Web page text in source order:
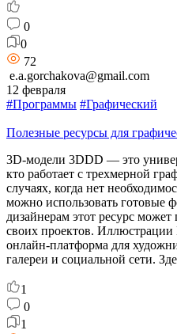
0
0
72
e.a.gorchakova@gmail.com
12 февраля
#Программы #Графический
Полезные ресурсы для
3D-модели 3DDD — это
кто работает с трехмерной
случаях, когда нет
можно использовать готовые
дизайнерам этот ресурс может
своих проектов.
онлайн-платформа для
галереи и социальной сети.
1
0
1